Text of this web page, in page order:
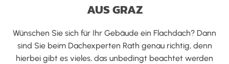
AUS GRAZ
Wünschen Sie sich für Ihr Gebäude ein Flachdach? Dann
sind Sie beim Dachexperten Rath genau richtig, denn
hierbei gibt es vieles, das unbedingt beachtet werden